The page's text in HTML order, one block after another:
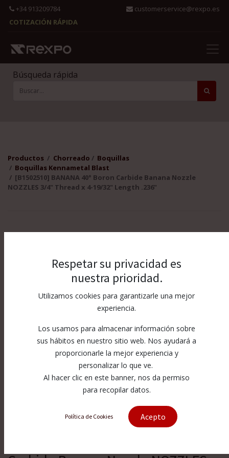
+34 913209784
customerservice@rexpo.es
COTIZACIÓN RÁPIDA
Búsqueda rápida
Productos Chorreado
Boquillas
Boquillas Kennametal Blast
[B1502510] BANANA 40° Boron Carbide Banana Nozzle
NOZZLES 3/4" Thread x 4-19/32" Length .236"
Respetar su privacidad es
nuestra prioridad.
Utilizamos cookies para garantizarle una mejor
experiencia.
Los usamos para almacenar información sobre
sus hábitos en nuestro sitio web. Nos ayudará a
proporcionarle la mejor experiencia y
personalizar lo que ve.
Al hacer clic en este banner, nos da permiso
para recopilar datos.
Política de Cookies Acepto